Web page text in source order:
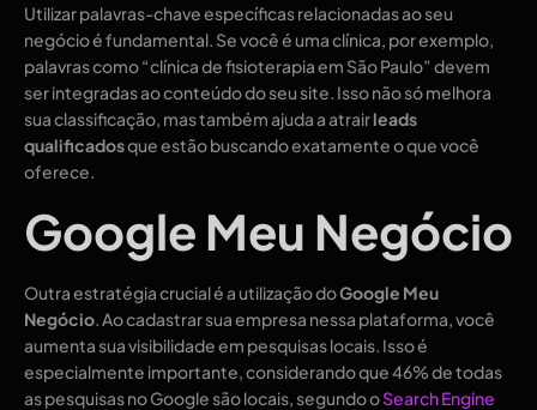
Utilizar palavras-chave específicas relacionadas ao seu
negócio é fundamental. Se você é uma clínica, por exemplo,
palavras como “clínica de fisioterapia em São Paulo” devem
ser integradas ao conteúdo do seu site. Isso não só melhora
sua classificação, mas também ajuda a atrairleads
qualificadosque estão buscando exatamente o que você
oferece.
Google Meu Negócio
Outra estratégia crucial é a utilização doGoogle Meu
Negócio. Ao cadastrar sua empresa nessa plataforma, você
aumenta sua visibilidade em pesquisas locais. Isso é
especialmente importante, considerando que 46% de todas
as pesquisas no Google são locais, segundo oSearch Engine